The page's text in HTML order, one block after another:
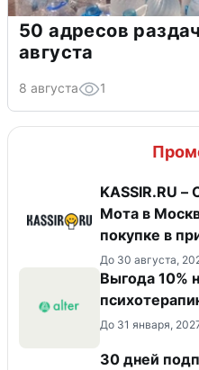
50 адресов
августа
8 августа 1
KASSIR.RU –
Мота в
покупке в
До 30 августа,
Выгода 10%
До 31 января,
30 дней